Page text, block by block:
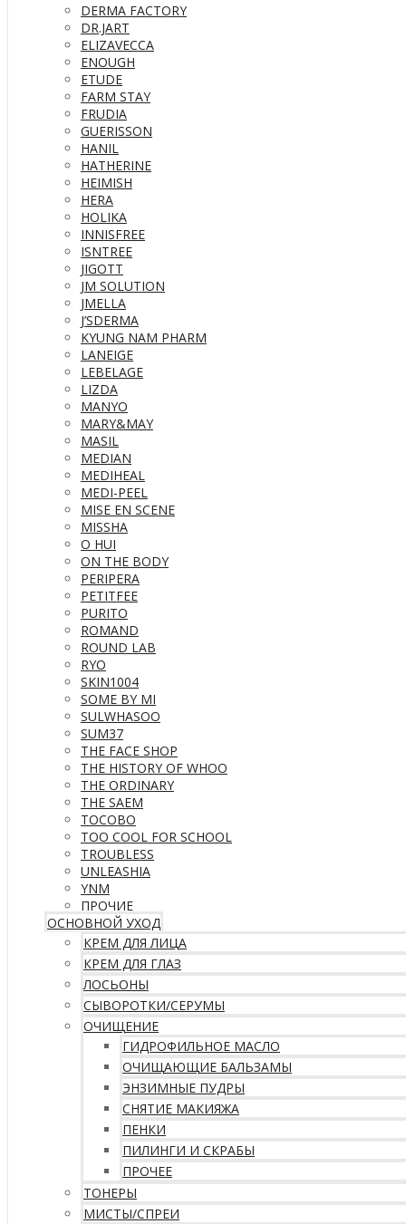
DERMA FACTORY
DR.JART
ELIZAVECCA
ENOUGH
ETUDE
FARM STAY
FRUDIA
GUERISSON
HANIL
HATHERINE
HEIMISH
HERA
HOLIKA
INNISFREE
ISNTREE
JIGOTT
JM SOLUTION
JMELLA
J’SDERMA
KYUNG NAM PHARM
LANEIGE
LEBELAGE
LIZDA
MANYO
MARY&MAY
MASIL
MEDIAN
MEDIHEAL
MEDI-PEEL
MISE EN SCENE
MISSHA
O HUI
ON THE BODY
PERIPERA
PETITFEE
PURITO
ROMAND
ROUND LAB
RYO
SKIN1004
SOME BY MI
SULWHASOO
SUM37
THE FACE SHOP
THE HISTORY OF WHOO
THE ORDINARY
THE SAEM
TOCOBO
TOO COOL FOR SCHOOL
TROUBLESS
UNLEASHIA
YNM
ПРОЧИЕ
ОСНОВНОЙ УХОД
КРЕМ ДЛЯ ЛИЦА
КРЕМ ДЛЯ ГЛАЗ
ЛОСЬОНЫ
СЫВОРОТКИ/СЕРУМЫ
ОЧИЩЕНИЕ
ГИДРОФИЛЬНОЕ МАСЛО
ОЧИЩАЮЩИЕ БАЛЬЗАМЫ
ЭНЗИМНЫЕ ПУДРЫ
СНЯТИЕ МАКИЯЖА
ПЕНКИ
ПИЛИНГИ И СКРАБЫ
ПРОЧЕЕ
ТОНЕРЫ
МИСТЫ/СПРЕИ